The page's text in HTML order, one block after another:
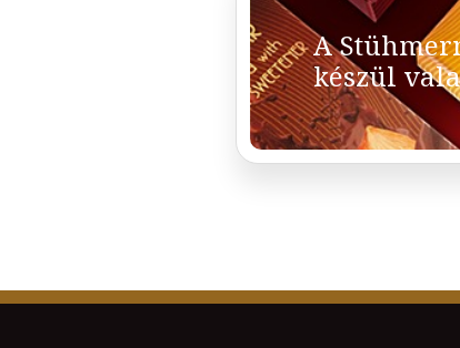
A
készül